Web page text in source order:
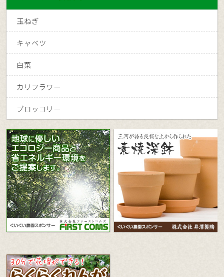
玉ねぎ
キャベツ
白菜
カリフラワー
ブロッコリー